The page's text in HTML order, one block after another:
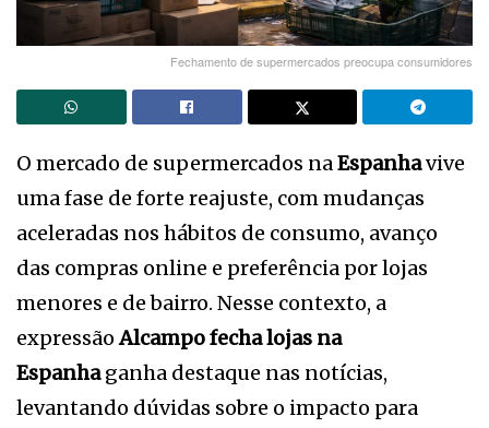
Fechamento de supermercados preocupa consumidores
O mercado de supermercados naEspanhavive
uma fase de forte reajuste, com mudanças
aceleradas nos hábitos de consumo, avanço
das compras online e preferência por lojas
menores e de bairro. Nesse contexto, a
expressãoAlcampo fecha lojas na
Espanhaganha destaque nas notícias,
levantando dúvidas sobre o impacto para